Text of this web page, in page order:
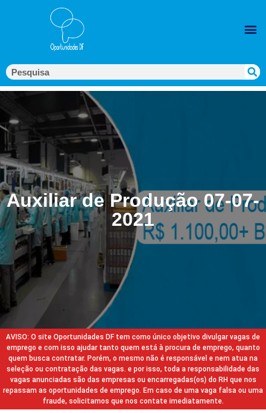
Auxiliar de Produção 07-07-
2021
AVISO: O site Oportunidades DF tem como único objetivo divulgar vagas de
emprego e com isso ajudar tanto quem está à procura de emprego, quanto
quem busca contratar. Porém, o mesmo não é responsável e nem atua na
seleção ou contratação das vagas. e por isso, toda a responsabilidade das
vagas anunciadas são das empresas ou encarregadas(os) do RH que nos
repassam as oportunidades de emprego. Em caso de uma vaga falsa ou uma
fraude, solicitamos que nos contate imediatamente.